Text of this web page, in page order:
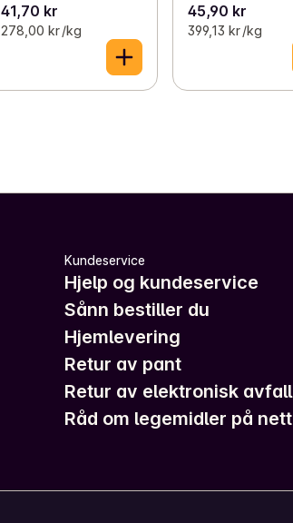
41,70 kr
278,00 kr /kg
45,90 kr
399,13 kr /kg
Kundeservice
Hjelp og kundeservice
Sånn bestiller du
Hjemlevering
Retur av pant
Retur av elektronisk avfall
Råd om legemidler på nett